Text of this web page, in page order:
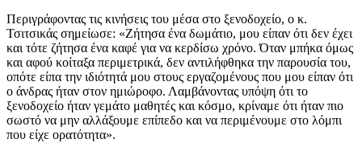
Περιγράφοντας τις κινήσεις του μέσα στο ξενοδοχείο, ο κ.
Τσιτσικάς σημείωσε: «Ζήτησα ένα δωμάτιο, μου είπαν ότι δεν έχει
και τότε ζήτησα ένα καφέ για να κερδίσω χρόνο. Όταν μπήκα όμως
και αφού κοίταξα περιμετρικά, δεν αντιλήφθηκα την παρουσία του,
οπότε είπα την ιδιότητά μου στους εργαζομένους που μου είπαν ότι
ο άνδρας ήταν στον ημιώροφο. Λαμβάνοντας υπόψη ότι το
ξενοδοχείο ήταν γεμάτο μαθητές και κόσμο, κρίναμε ότι ήταν πιο
σωστό να μην αλλάξουμε επίπεδο και να περιμένουμε στο λόμπι
που είχε ορατότητα».